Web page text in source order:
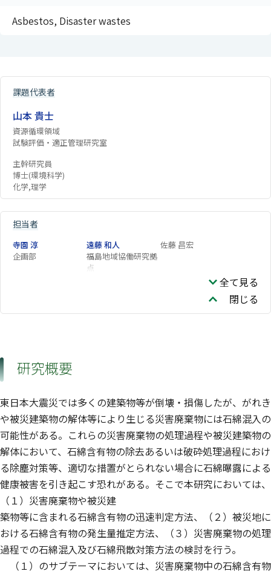
Asbestos, Disaster wastes
課題代表者
山本 貴士
資源循環領域
試験評価・適正管理研究室
主幹研究員
博士(環境科学)
化学,理学
担当者
寺園 淳
企画部
遠藤 和人
福島地域協働研究拠
点
佐藤 昌宏
全て見る
閉じる
研究概要
東日本大震災では多くの建築物等が倒壊・損傷したが、がれき
や被災建築物の解体等により生じる災害廃棄物には石綿混入の
可能性がある。これらの災害廃棄物の処理過程や被災建築物の
解体において、石綿含有物の除去あるいは破砕処理過程におけ
る除塵対策等、適切な措置がとられない場合に石綿曝露による
健康被害を引き起こす恐れがある。そこで本研究においては、
（１）災害廃棄物や被災建
築物等に含まれる石綿含有物の迅速判定方法、（２）被災地に
おける石綿含有物の発生量推定方法、（３）災害廃棄物の処理
過程での石綿混入及び石綿飛散対策方法の検討を行う。
（１）のサブテーマにおいては、災害廃棄物中の石綿含有物